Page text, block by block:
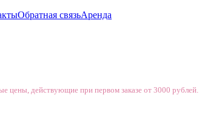
Обратная связьАренда
цены, действующие при первом заказе от 3000 рублей.